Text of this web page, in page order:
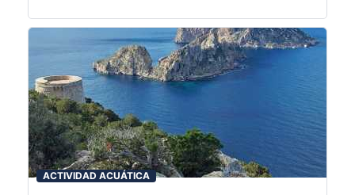
ACTIVIDAD ACUÁTICA